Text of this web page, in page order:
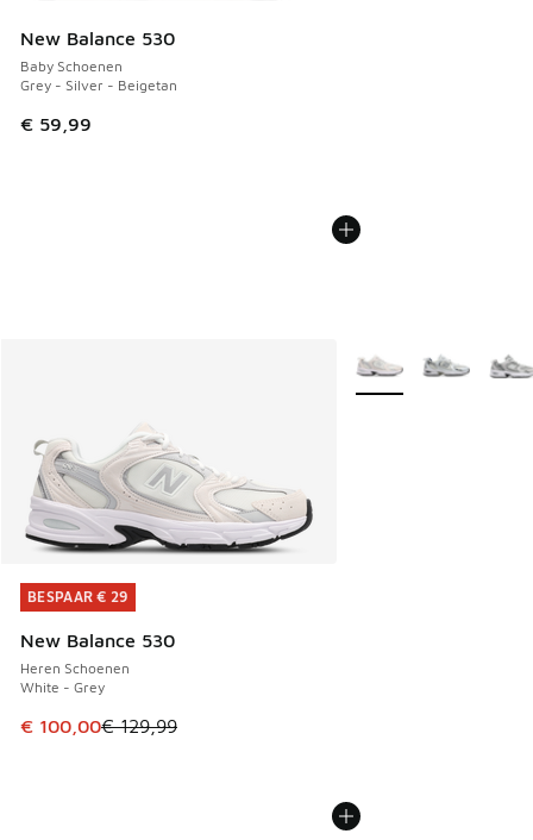
New Balance 530
Baby Schoenen
Grey - Silver - Beigetan
€ 59,99
BESPAAR € 29
New Balance 530
Heren Schoenen
White - Grey
Dit artikel is in de uitverkoop. Dit artikel is in de
€ 100,00€ 129,99
BESPAAR € 29
Meer kleuren